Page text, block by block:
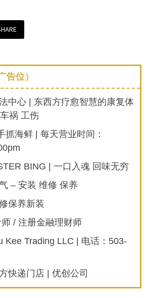
告位）
中心 | 东西方疗愈智慧的康复体
祸 工伤
抓海鲜 | 每天营业时间：
BING | 一口入魂 回味无穷
– 安装 维修 保养
保养新装
/ 注册金融理财师
Kee Trading LLC | 电话：503-
快递门店 | 优创公司